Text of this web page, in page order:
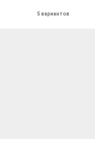
5 вариантов